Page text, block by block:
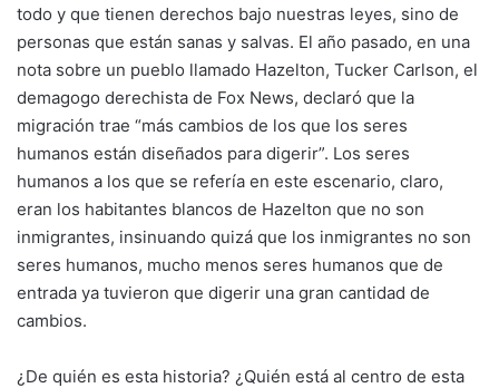
todo y que tienen derechos bajo nuestras leyes, sino de
personas que están sanas y salvas. El año pasado, en una
nota sobre un pueblo llamado Hazelton, Tucker Carlson, el
demagogo derechista de Fox News, declaró que la
migración trae “más cambios de los que los seres
humanos están diseñados para digerir”. Los seres
humanos a los que se refería en este escenario, claro,
eran los habitantes blancos de Hazelton que no son
inmigrantes, insinuando quizá que los inmigrantes no son
seres humanos, mucho menos seres humanos que de
entrada ya tuvieron que digerir una gran cantidad de
cambios.
¿De quién es esta historia? ¿Quién está al centro de esta